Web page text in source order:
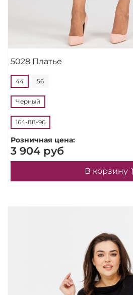
5028 Платье
44 56
Черный
164-88-96
Розничная цена:
3 904 руб
В корзину